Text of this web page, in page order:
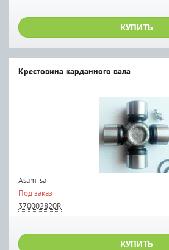
КУПИТЬ
Крестовина карданного вала
Asam-sa
Под заказ
370002820R
КУПИТЬ